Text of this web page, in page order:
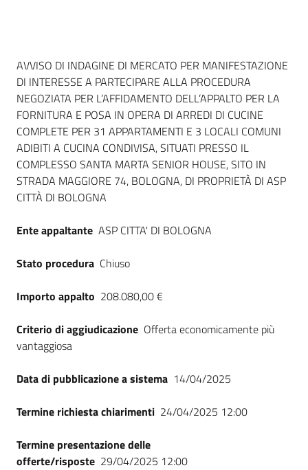
English
site
su
Dati del bando
AVVISO DI INDAGINE DI MERCATO PER MANIFESTAZIONE
DI INTERESSE A PARTECIPARE ALLA PROCEDURA
NEGOZIATA PER L’AFFIDAMENTO DELL’APPALTO PER LA
FORNITURA E POSA IN OPERA DI ARREDI DI CUCINE
COMPLETE PER 31 APPARTAMENTI E 3 LOCALI COMUNI
ADIBITI A CUCINA CONDIVISA, SITUATI PRESSO IL
COMPLESSO SANTA MARTA SENIOR HOUSE, SITO IN
STRADA MAGGIORE 74, BOLOGNA, DI PROPRIETÀ DI ASP
CITTÀ DI BOLOGNA
Ente appaltante ASP CITTA' DI BOLOGNA
Stato procedura Chiuso
Importo appalto 208.080,00 €
Criterio di aggiudicazione Offerta economicamente più
vantaggiosa
Data di pubblicazione a sistema 14/04/2025
Termine richiesta chiarimenti 24/04/2025 12:00
Termine presentazione delle
offerte/risposte 29/04/2025 12:00